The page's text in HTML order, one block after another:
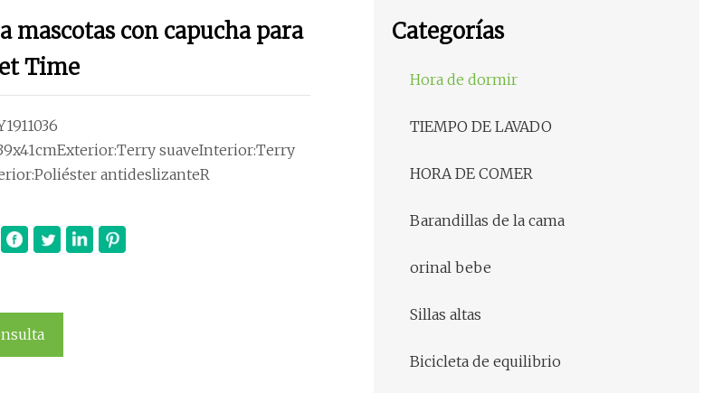
mascotas con capucha para
Time
suaveInterior:Terry
antideslizanteR
Categorías
Hora de dormir
TIEMPO DE LAVADO
HORA DE COMER
Barandillas de la cama
orinal bebe
Sillas altas
Bicicleta de equilibrio